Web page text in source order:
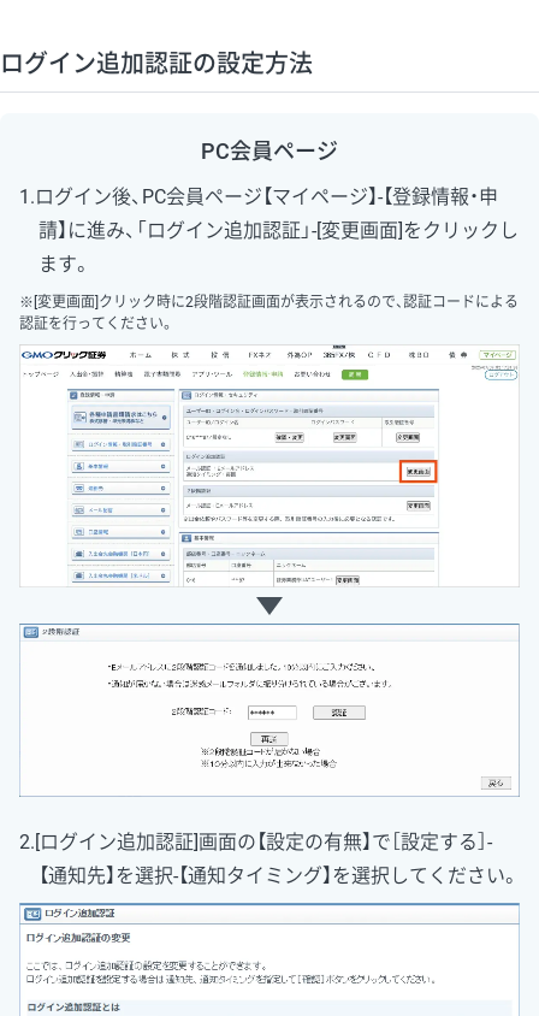
ログイン追加認証の設定方法
PC会員ページ
1.ログイン後、PC会員ページ【マイページ】-【登録情報・申
請】に進み、「ログイン追加認証」-[変更画面]をクリックし
ます。
※[変更画面]クリック時に2段階認証画面が表示されるので、認証コードによる
認証を行ってください。
2.[ログイン追加認証]画面の【設定の有無】で［設定する］-
【通知先】を選択‐【通知タイミング】を選択してください。